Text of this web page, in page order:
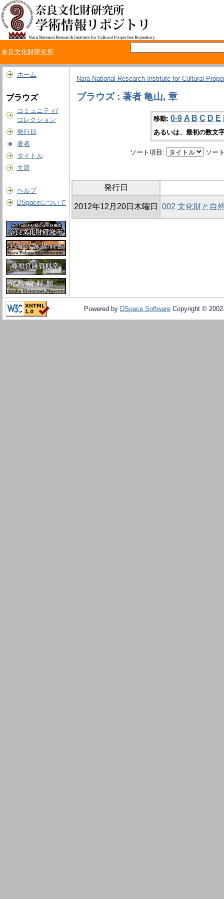
奈良文化財研究所
ホーム
ブラウズ
コミュニティ/
コレクション
発行日
著者
タイトル
主題
ヘルプ
DSpaceについて
Nara National Research Institute for Cultural
ブラウズ : 著者 亀山, 章
移動: 0-9 A B C D E
あるいは、最初の数文
ソート項目: ソー
発行日
2012年12月20日木曜日 002 文化財と自
Powered by DSpace Software Copyright ©